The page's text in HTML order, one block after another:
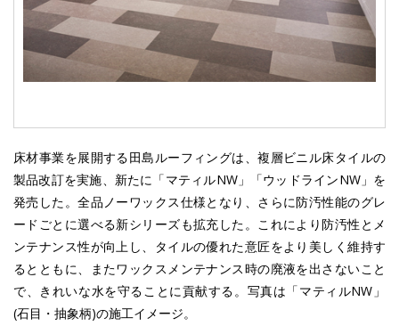
床材事業を展開する田島ルーフィングは、複層ビニル床タイルの
製品改訂を実施、新たに「マティルNW」「ウッドラインNW」を
発売した。全品ノーワックス仕様となり、さらに防汚性能のグレ
ードごとに選べる新シリーズも拡充した。これにより防汚性とメ
ンテナンス性が向上し、タイルの優れた意匠をより美しく維持す
るとともに、またワックスメンテナンス時の廃液を出さないこと
で、きれいな水を守ることに貢献する。写真は「マティルNW」
(石目・抽象柄)の施工イメージ。